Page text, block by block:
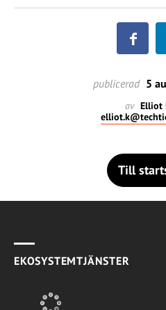
publicerad 5
av Elliot
Till
EKOSYSTEMTJÄNSTER